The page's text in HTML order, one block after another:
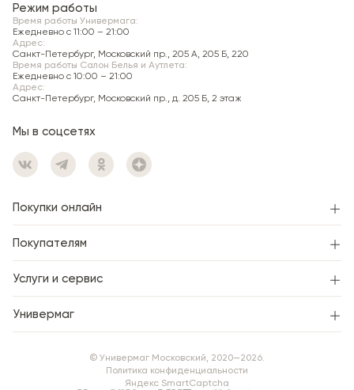
Режим работы
Время работы Универмага:
Ежедневно c 11:00 – 21:00
Адрес:
Санкт-Петербург, Московский пр., 205 А, 205 Б, 220
Время работы Салон Белья и Аутлета:
Ежедневно c 10:00 – 21:00
Адрес:
Санкт-Петербург, Московский пр., д. 205 Б, 2 этаж
Мы в соцсетях
Покупки онлайн
Покупателям
Услуги и сервис
Универмаг
© Универмаг Московский, 2020—2026.
Политика конфиденциальности
Яндекс SmartCaptcha